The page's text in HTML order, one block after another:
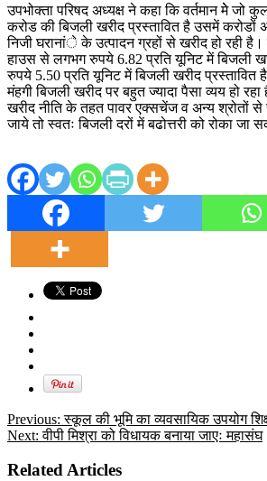
उपभोक्ता परिषद अध्यक्ष ने कहा कि वर्तमान मेे जो
करोड की बिजली खरीद प्रस्तावित है उसमें करोडों
निजी घरानांे के उत्पादन ग्रहों से खरीद हो रही है।
हाउस से लगभग रुपये 6.82 प्रति यूनिट में बिजली
रुपये 5.50 प्रति यूनिट में बिजली खरीद प्रस्तावित
मंहगी बिजली खरीद पर बहुत ज्यादा पैसा व्यय हो रहा
खरीद नीति के तहत पावर एक्सचेंज व अन्य श्रोतों से
जाये तो स्वतः बिजली दरों में बढोत्तरी को रोका जा
Previous: स्कूल की भूमि का व्यवसायिक उपयोग
Next: वीपी मिश्रा को विधायक बनाया जाएः महासंघ
Related Articles